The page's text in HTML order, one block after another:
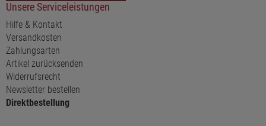
Unsere Serviceleistungen
Hilfe & Kontakt
Versandkosten
Zahlungsarten
Artikel zurücksenden
Widerrufsrecht
Newsletter bestellen
Direktbestellung